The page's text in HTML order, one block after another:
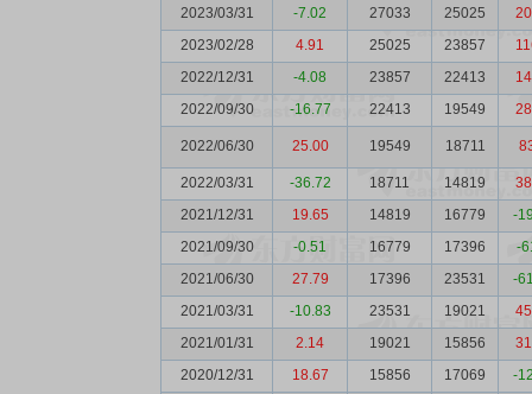
2023/03/31
-7.02 27033 25025
2023/02/28
4.91 25025 23857
2022/12/31
-4.08 23857 22413
2022/09/30
-16.77 22413 19549
2022/06/30 25.00 19549 18711
2022/03/31 -36.72 18711 14819
2021/12/31
19.65 14819 16779
-
2021/09/30
-0.51 16779 17396
-
2021/06/30
27.79 17396 23531
-
2021/03/31
-10.83 23531 19021
2021/01/31
2.14 19021 15856
2020/12/31
18.67 15856 17069
-